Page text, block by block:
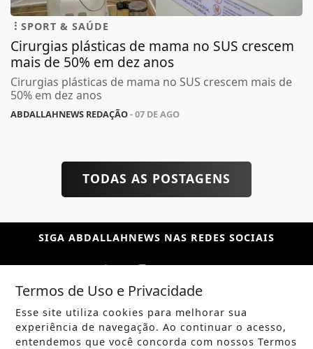
SPORT & SAÚDE
Cirurgias plásticas de mama no SUS crescem
mais de 50% em dez anos
Cirurgias plásticas de mama no SUS crescem mais de
50% em dez anos
ABDALLAHNEWS REDAÇÃO- 07 DE AGO
TODAS AS POSTAGENS
SIGA ABDALLAHNEWS NAS REDES SOCIAIS
/ NOTÍCIAS
POLÍTICA
Termos de Uso e Privacidade
Esse site utiliza cookies para melhorar sua
experiência de navegação. Ao continuar o acesso,
entendemos que você concorda com nossos Termos